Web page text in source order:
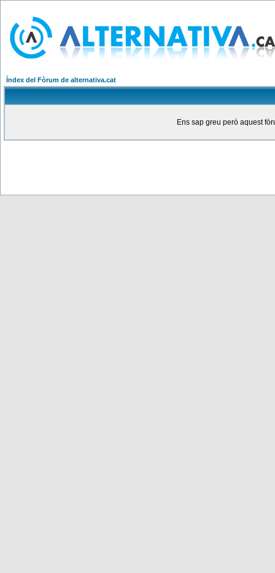
Índex del Fòrum de alternativa.cat
Ens sap greu però aquest